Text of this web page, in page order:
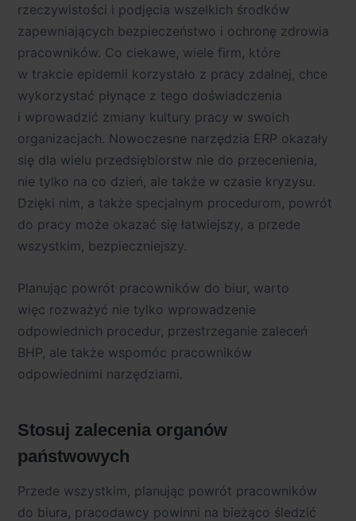
rzeczywistości i podjęcia wszelkich środków
zapewniających bezpieczeństwo i ochronę zdrowia
pracowników. Co ciekawe, wiele firm, które
w trakcie epidemii korzystało z pracy zdalnej, chce
wykorzystać płynące z tego doświadczenia
i wprowadzić zmiany kultury pracy w swoich
organizacjach. Nowoczesne narzędzia ERP okazały
się dla wielu przedsiębiorstw nie do przecenienia,
nie tylko na co dzień, ale także w czasie kryzysu.
Dzięki nim, a także specjalnym procedurom, powrót
do pracy może okazać się łatwiejszy, a przede
wszystkim, bezpieczniejszy.
Planując powrót pracowników do biur, warto
więc rozważyć nie tylko wprowadzenie
odpowiednich procedur, przestrzeganie zaleceń
BHP, ale także wspomóc pracowników
odpowiednimi narzędziami.
Stosuj zalecenia organów
państwowych
Przede wszystkim, planując powrót pracowników
do biura, pracodawcy powinni na bieżąco śledzić